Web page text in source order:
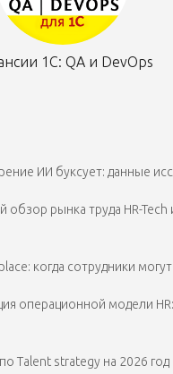
1С: QA и DevOps
ИИ буксует: данные
обзор рынка труда HR-Tech
когда сотрудники
операционной модели
Talent strategy на 2026 год